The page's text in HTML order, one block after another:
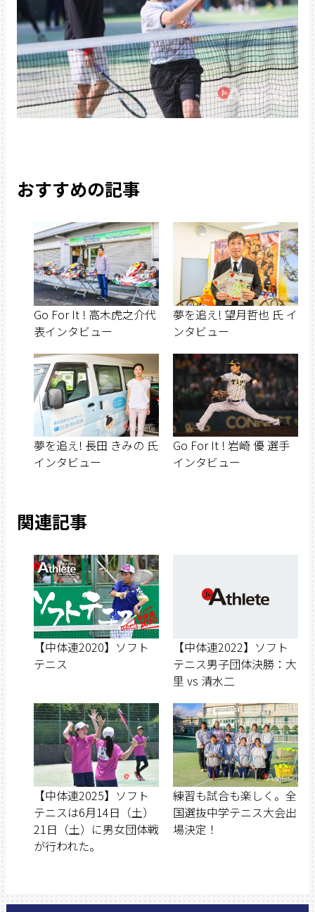
おすすめの記事
Go For It ! 高木虎之介代
表インタビュー
夢を追え! 望月哲也 氏 イ
ンタビュー
夢を追え! 長田 きみの 氏
インタビュー
Go For It ! 岩崎 優 選手
インタビュー
関連記事
【中体連2020】ソフト
テニス
【中体連2022】ソフト
テニス男子団体決勝：大
里 vs 清水二
【中体連2025】ソフト
テニスは6月14日（土）
21日（土）に男女団体戦
が行われた。
練習も試合も楽しく。全
国選抜中学テニス大会出
場決定！